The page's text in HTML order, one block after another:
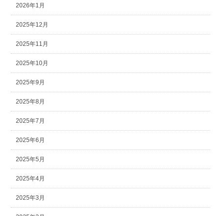
2026年1月
2025年12月
2025年11月
2025年10月
2025年9月
2025年8月
2025年7月
2025年6月
2025年5月
2025年4月
2025年3月